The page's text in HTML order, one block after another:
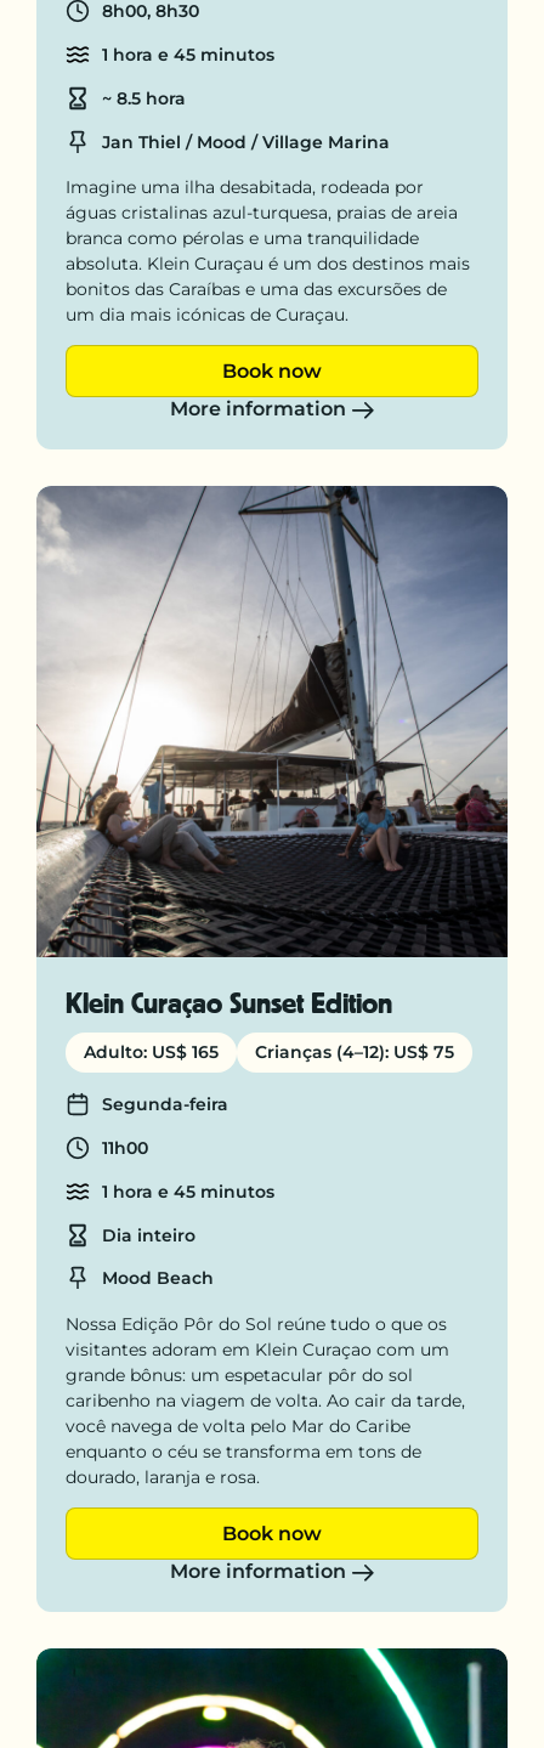
Departure time
8h00, 8h30
Cruise time
1 hora e 45 minutos
Duration
~ 8.5 hora
Location
Jan Thiel / Mood / Village Marina
Imagine uma ilha desabitada, rodeada por
águas cristalinas azul-turquesa, praias de areia
branca como pérolas e uma tranquilidade
absoluta. Klein Curaçau é um dos destinos mais
bonitos das Caraíbas e uma das excursões de
um dia mais icónicas de Curaçau.
Book now
More information
Klein Curaçao Sunset Edition
Adulto: US$ 165 Crianças (4–12): US$ 75
Days
Segunda-feira
Departure time
11h00
Cruise time
1 hora e 45 minutos
Duration
Dia inteiro
Location
Mood Beach
Nossa Edição Pôr do Sol reúne tudo o que os
visitantes adoram em Klein Curaçao com um
grande bônus: um espetacular pôr do sol
caribenho na viagem de volta. Ao cair da tarde,
você navega de volta pelo Mar do Caribe
enquanto o céu se transforma em tons de
dourado, laranja e rosa.
Book now
More information